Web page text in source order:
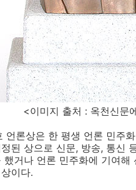
: 옥천신문에
언론상은 한 평생 언론 민주
된 상으로 신문, 방송, 통신
거나 언론 민주화에 기여
이다.